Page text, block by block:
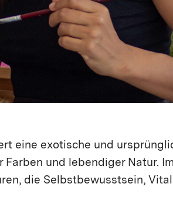
eine exotische und
Farben und lebendiger Natur.
die Selbstbewusstsein,